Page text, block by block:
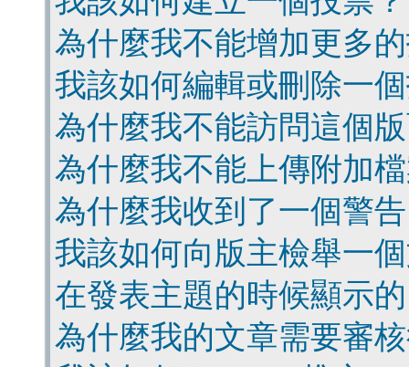
為什麼我不能增加更多
我該如何編輯或刪除一
為什麼我不能訪問這個
為什麼我不能上傳附加
為什麼我收到了一個警
我該如何向版主檢舉一
在發表主題的時候顯示
為什麼我的文章需要審